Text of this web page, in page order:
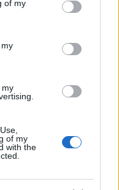
You may click to
its third-party tags to
in below Google
of my
my
of my
with the
φωτιάς στον
φλόγες
για τις
Αυγερινός μας
για μένα που
εξηγήσεις πήραν
που «πάρκαραν»